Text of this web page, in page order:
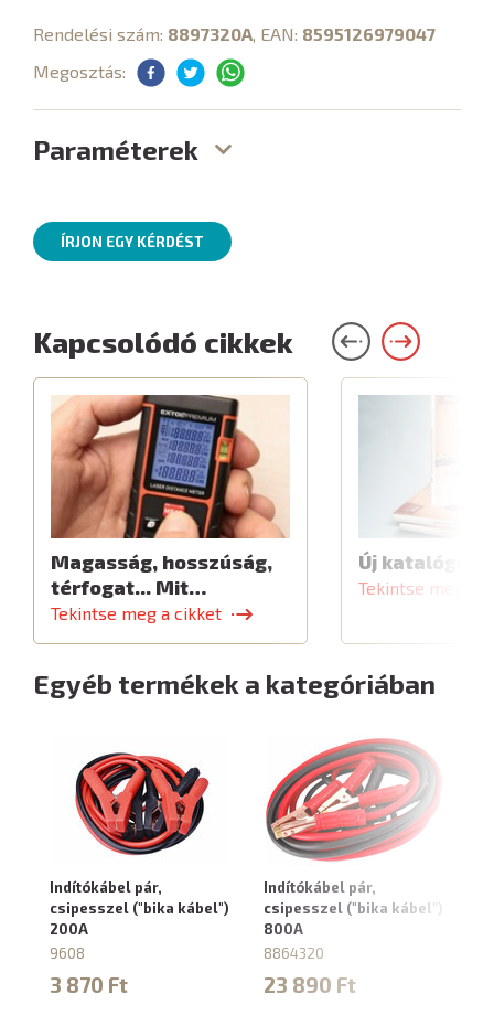
Rendelési szám: 8897320A, EAN: 8595126979047
Megosztás:
Paraméterek
ÍRJON EGY KÉRDÉST
Kapcsolódó cikkek
Magasság, hosszúság,
térfogat... Mit…
Tekintse meg a cikket
Új katalógus
Tekintse meg a
Egyéb termékek a kategóriában
Indítókábel pár,
csipesszel ("bika kábel")
200A
9608
3 870 Ft
Indítókábel pár,
csipesszel ("bika kábel")
800A
8864320
23 890 Ft